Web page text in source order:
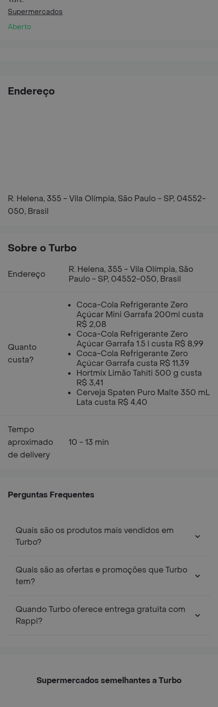
Supermercados
Aberto
Endereço
R. Helena, 355 - Vila Olímpia, São Paulo - SP, 04552-
050, Brasil
Sobre o Turbo
Endereço
R. Helena, 355 - Vila Olímpia, São
Paulo - SP, 04552-050, Brasil
Quanto
custa?
Coca-Cola Refrigerante Zero
Açúcar Mini Garrafa 200ml custa
R$ 2,08
Coca-Cola Refrigerante Zero
Açúcar Garrafa 1.5 l custa R$ 8,99
Coca-Cola Refrigerante Zero
Açúcar Garrafa custa R$ 11,39
Hortmix Limão Tahiti 500 g custa
R$ 3,41
Cerveja Spaten Puro Malte 350 mL
Lata custa R$ 4,40
Tempo
aproximado
de delivery
10 - 13 min
Perguntas Frequentes
Quais são os produtos mais vendidos em
Turbo?
Quais são as ofertas e promoções que Turbo
tem?
Quando Turbo oferece entrega gratuita com
Rappi?
Supermercados semelhantes a Turbo